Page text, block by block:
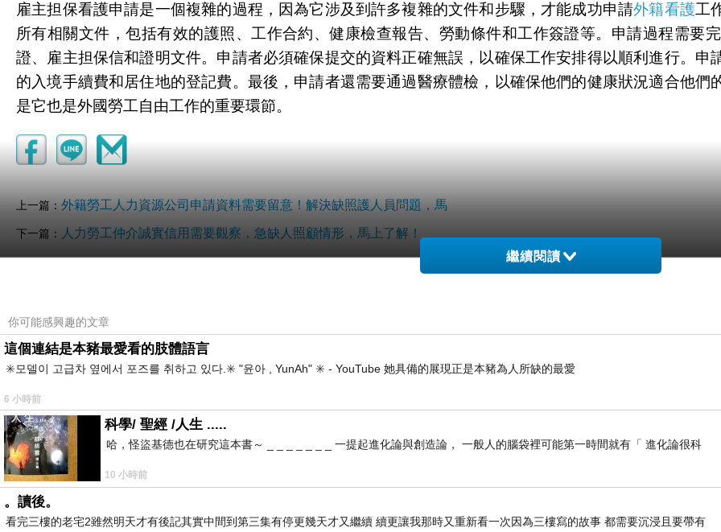
雇主担保看護申請是一個複雜的過程，因為它涉及到許多複雜的文件和步驟，才能成功申請外籍看護工
所有相關文件，包括有效的護照、工作合約、健康檢查報告、勞動條件和工作簽證等。申請過程需要
證、雇主担保信和證明文件。申請者必須確保提交的資料正確無誤，以確保工作安排得以順利進行。申
的入境手續費和居住地的登記費。最後，申請者還需要通過醫療體檢，以確保他們的健康狀況適合他
是它也是外國勞工自由工作的重要環節。
上一篇： 外籍勞工人力資源公司申請資料需要留意！解決缺照護人員問題，馬
下一篇：
人力勞工仲介誠實信用需要觀察，急缺人照顧情形，馬上了解！
繼續閱讀
你可能感興趣的文章
這個連結是本豬最愛看的肢體語言
✳️모델이 고급차 옆에서 포즈를 취하고 있다.✳️ "윤아 , YunAh" ✳️ - YouTube 她具備的展現正是本豬為人所缺的最愛
6 小時前
科學/ 聖經 /人生 .....
哈，怪盜基德也在研究這本書～ _ _ _ _ _ _ _ 一提起進化論與創造論， 一般人的腦袋裡可能第一時間就有「 進化論很科
10 小時前
。讀後。
看完三樓的老宅2雖然明天才有後記其實中間到第三集有停更幾天才又繼續 續更讓我那時又重新看一次因為三樓寫的故事 都需要沉浸且要帶有